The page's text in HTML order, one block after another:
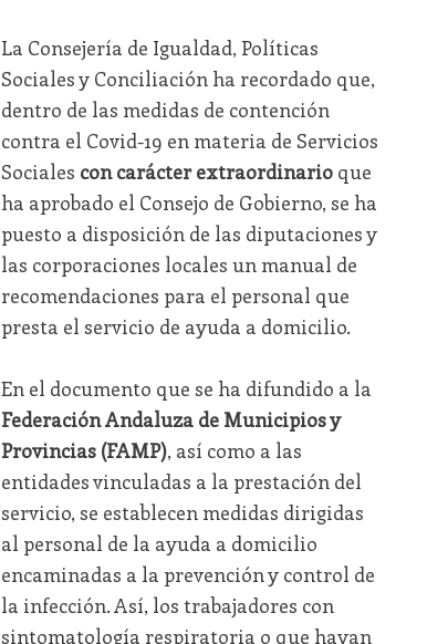
La Consejería de Igualdad, Políticas
Sociales y Conciliación ha recordado que,
dentro de las medidas de contención
contra el Covid-19 en materia de Servicios
Sociales con carácter extraordinarioque
ha aprobado el Consejo de Gobierno, se ha
puesto a disposición de las diputaciones y
las corporaciones locales un manual de
recomendaciones para el personal que
presta el servicio de ayuda a domicilio.
En el documento que se ha difundido a la
Federación Andaluza de Municipios y
Provincias (FAMP), así como a las
entidades vinculadas a la prestación del
servicio, se establecen medidas dirigidas
al personal de la ayuda a domicilio
encaminadas a la prevención y control de
la infección. Así, los trabajadores con
sintomatología respiratoria o que hayan